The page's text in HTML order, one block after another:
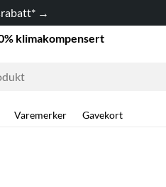
→
klimakompensert
Varemerker
Gavekort